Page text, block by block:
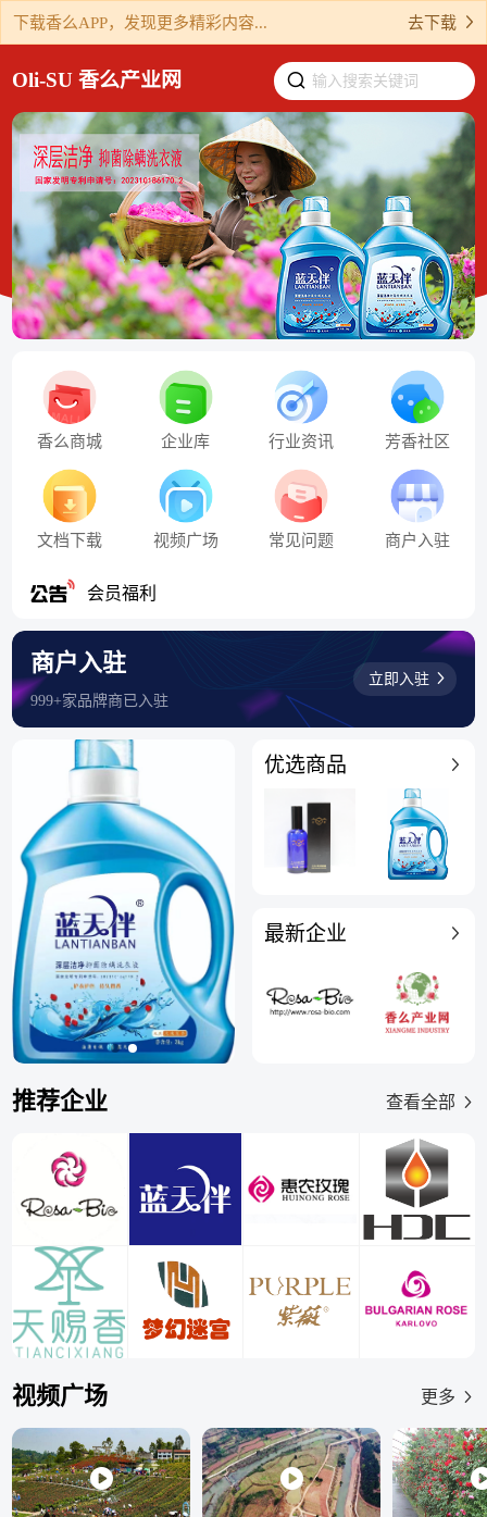
下载香么APP，发现更多精彩内容... 去下载
Oli-SU 香么产业网 输入搜索关键词
香么商城 企业库 行业资讯 芳香社区
文档下载 视频广场 常见问题 商户入驻
会员福利
商户入驻
999+家品牌商已入驻
立即入驻
优选商品
最新企业
推荐企业 查看全部
视频广场 更多